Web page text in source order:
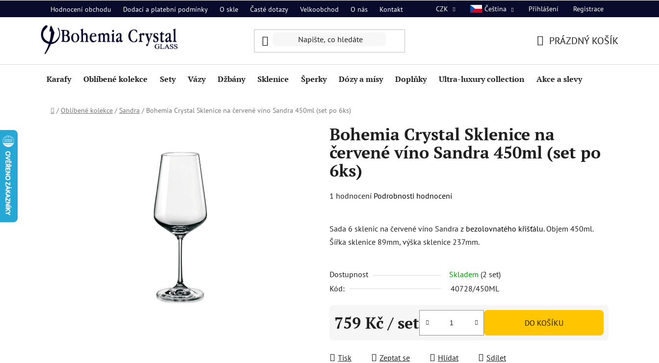
na
Hodnocení obchodu Dodací a platební podmínky O skle Časté dotazy Velkoobchod O nás Kontakt CZK Čeština Přihlášení Registrace
KOŠÍK
PRÁZDNÝ KOŠÍK
Karafy Oblíbené kolekce Sety Vázy Džbány Sklenice Šperky Dózy a mísy Doplňky Ultra-luxury collection Akce a slevy
Domů
/ Oblíbené kolekce / Sandra / Bohemia Crystal Sklenice na červené víno Sandra 450ml (set po 6ks)
Bohemia Crystal Sklenice na
červené víno Sandra 450ml (set po
6ks)
Průměrné
je
5,0
5
hvězdiček.
1 hodnocení Podrobnosti hodnocení
Sada 6 sklenic na červené víno Sandra z bezolovnatého křišťálu. Objem 450ml.
Šířka sklenice 89mm, výška sklenice 237mm.
Dostupnost Skladem (2 set)
Kód:
40728/450ML
759 Kč / set DO KOŠÍKU
Tisk Zeptat se Hlídat Sdílet